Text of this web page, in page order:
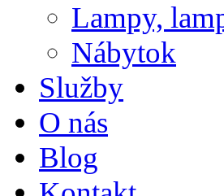
Lampy,
Nábytok
Služby
O nás
Blog